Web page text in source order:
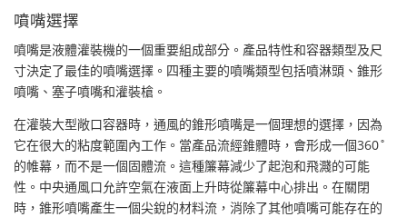
噴嘴選擇
噴嘴是液體灌裝機的一個重要組成部分。產品特性和容器類型及尺
寸決定了最佳的噴嘴選擇。四種主要的噴嘴類型包括噴淋頭、錐形
噴嘴、塞子噴嘴和灌裝槍。
在灌裝大型敞口容器時，通風的錐形噴嘴是一個理想的選擇，因為
它在很大的粘度範圍內工作。當產品流經錐體時，會形成一個360˚
的帷幕，而不是一個固體流。這種簾幕減少了起泡和飛濺的可能
性。中央通風口允許空氣在液面上升時從簾幕中心排出。在關閉
時，錐形噴嘴產生一個尖銳的材料流，消除了其他噴嘴可能存在的